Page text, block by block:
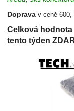
Doprava v ceně
Celková hodnota
tento týden